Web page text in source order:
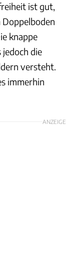
ist gut,
knappe
die
versteht.
immerhin
ANZEIGE